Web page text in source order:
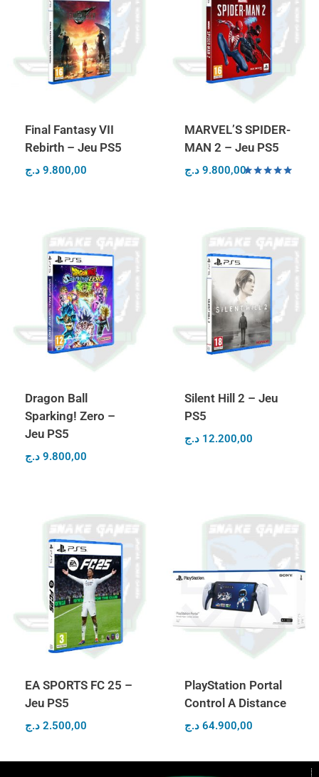
Final Fantasy VII
Rebirth – Jeu PS5
9.800,00 د.ج
MARVEL’S SPIDER-
MAN 2 – Jeu PS5
9.800,00 د.ج
Dragon Ball
Sparking! Zero –
Jeu PS5
9.800,00 د.ج
Silent Hill 2 – Jeu
PS5
12.200,00 د.ج
EA SPORTS FC 25 –
Jeu PS5
2.500,00 د.ج
PlayStation Portal
Control A Distance
64.900,00 د.ج